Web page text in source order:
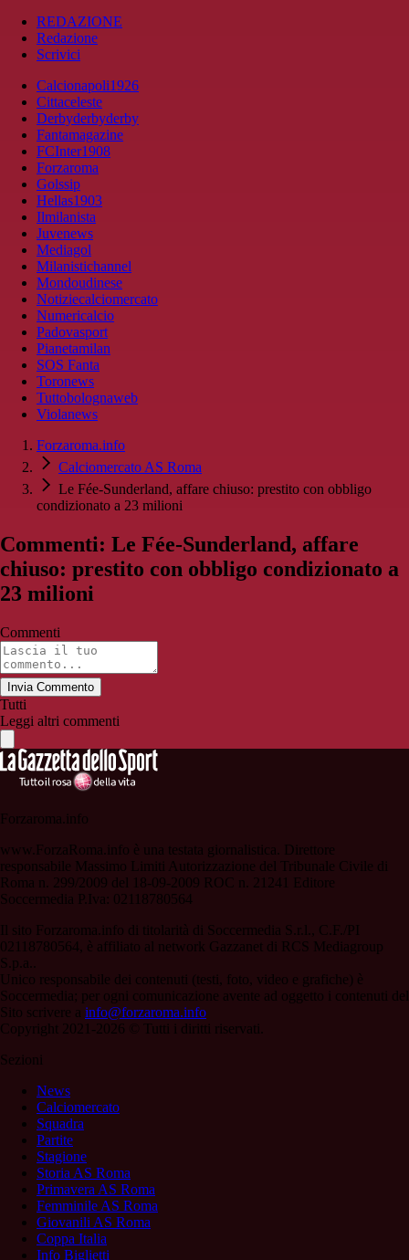
REDAZIONE
Redazione
Scrivici
Calcionapoli1926
Cittaceleste
Derbyderbyderby
Fantamagazine
FCInter1908
Forzaroma
Golssip
Hellas1903
Ilmilanista
Juvenews
Mediagol
Milanistichannel
Mondoudinese
Notiziecalciomercato
Numericalcio
Padovasport
Pianetamilan
SOS Fanta
Toronews
Tuttobolognaweb
Violanews
Forzaroma.info
Calciomercato AS Roma
Le Fée-Sunderland, affare chiuso: prestito con obbligo
condizionato a 23 milioni
Commenti: Le Fée-Sunderland, affare
chiuso: prestito con obbligo condizionato a
23 milioni
Commenti
Invia Commento
Tutti
Leggi altri commenti
Forzaroma.info
www.ForzaRoma.info è una testata giornalistica. Direttore
responsabile Massimo Limiti Autorizzazione del Tribunale Civile di
Roma n. 299/2009 del 18-09-2009 ROC n. 21241 Editore
Soccermedia P.Iva: 02118780564
Il sito Forzaroma.info di titolarità di Soccermedia S.r.l., C.F./PI
02118780564, è affiliato al network Gazzanet di RCS Mediagroup
S.p.a..
Unico responsabile dei contenuti (testi, foto, video e grafiche) è
Soccermedia; per ogni comunicazione avente ad oggetto i contenuti del
Sito scrivere a info@forzaroma.info
Copyright 2021-2026 © Tutti i diritti riservati.
Sezioni
News
Calciomercato
Squadra
Partite
Stagione
Storia AS Roma
Primavera AS Roma
Femminile AS Roma
Giovanili AS Roma
Coppa Italia
Info Biglietti